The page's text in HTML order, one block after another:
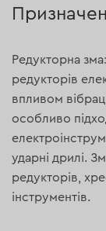
Редукторна
редукторів
впливом
особливо
ударні дрилі.
редукторів,
інструментів.